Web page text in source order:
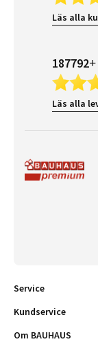
Läs alla
Läs alla
Service
Kundservice
Om BAUHAUS